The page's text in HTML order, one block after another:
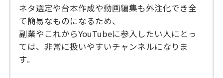
ネタ選定や台本作成や動画編集も外注化でき全
て簡易なものになるため、
副業やこれからYouTubeに参入したい人にとっ
ては、非常に扱いやすいチャンネルになりま
す。